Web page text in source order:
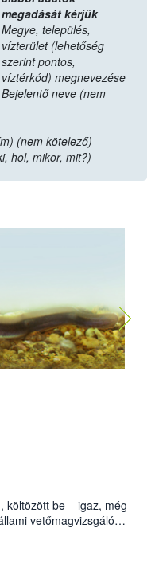
megadását kérjük
Megye, település,
vízterület (lehetőség
szerint pontos,
víztérkód) megnevezése
Bejelentő neve (nem
(nem kötelező)
hol, mikor, mit?)
költözött be – igaz, még
vetőmagvizsgáló
Czigler Győző által